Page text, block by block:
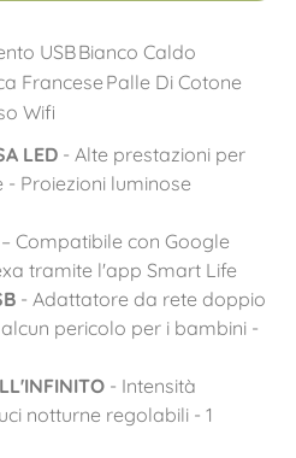
USBBianco Caldo
Francese Palle Di Cotone
Wifi
LED - Alte prestazioni per
Proiezioni luminose
– Compatibile con Google
tramite l'app Smart Life
- Adattatore da rete doppio
alcun pericolo per i bambini -
- Intensità
notturne regolabili - 1